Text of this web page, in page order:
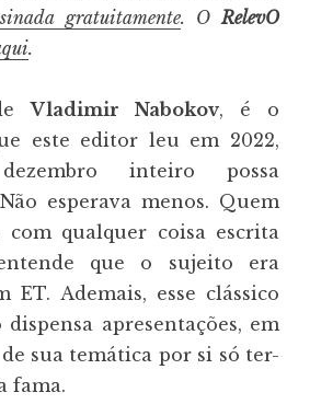
gratuitamente. ORelevO
.
Vladimir Nabokov, é o
este editor leu em 2022,
inteiro possa
esperava menos. Quem
qualquer coisa escrita
que o sujeito era
ET. Ademais, esse clássico
apresentações, em
sua temática por si só ter-
fama.